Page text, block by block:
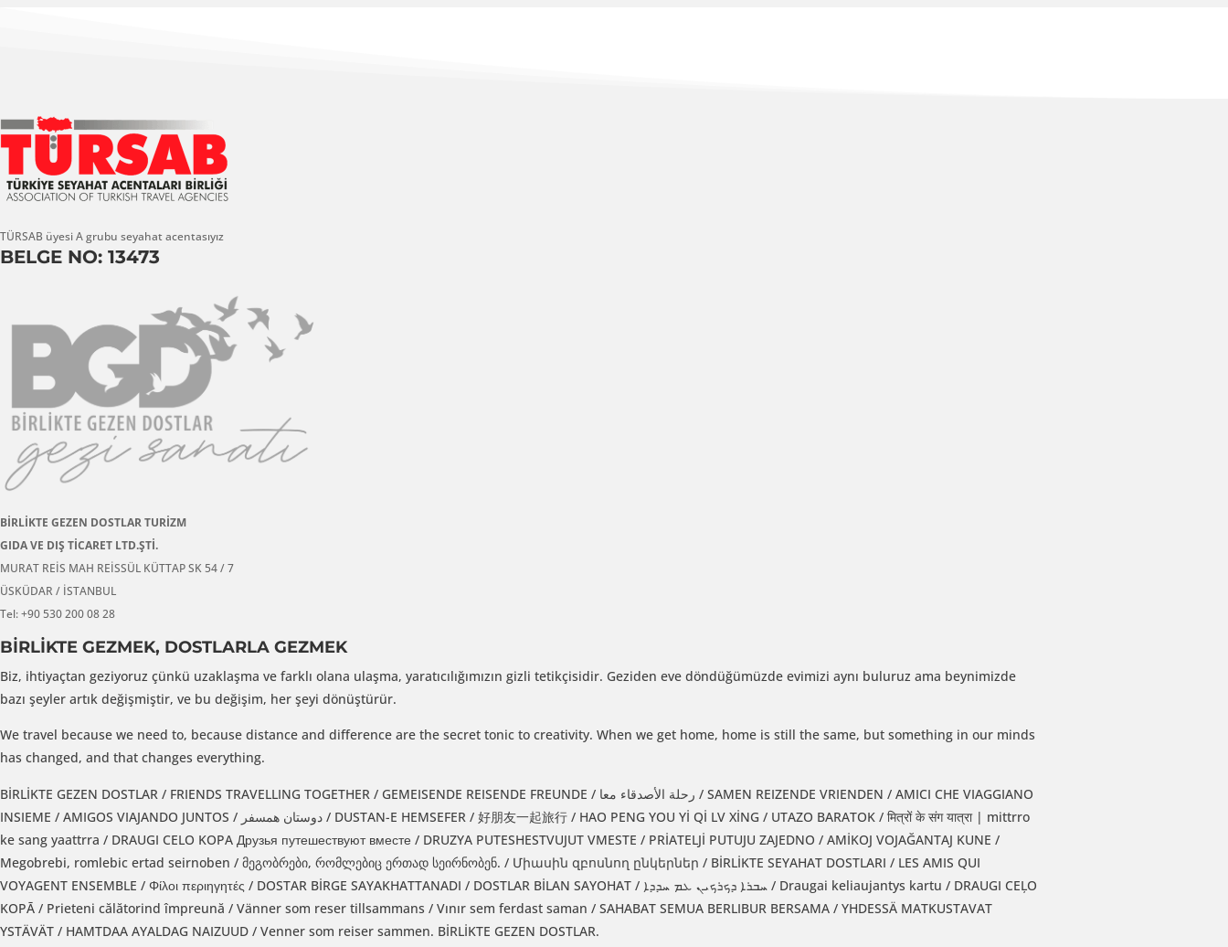
TÜRSAB üyesi A grubu seyahat acentasıyız
BELGE NO: 13473
BİRLİKTE GEZEN DOSTLAR TURİZM
GIDA VE DIŞ TİCARET LTD.ŞTİ.
MURAT REİS MAH REİSSÜL KÜTTAP SK 54 / 7
ÜSKÜDAR / İSTANBUL
Tel: +90 530 200 08 28
BİRLİKTE GEZMEK, DOSTLARLA GEZMEK
Biz, ihtiyaçtan geziyoruz çünkü uzaklaşma ve farklı olana ulaşma, yaratıcılığımızın gizli tetikçisidir. Geziden eve döndüğümüzde evimizi aynı buluruz ama beynimizde
bazı şeyler artık değişmiştir, ve bu değişim, her şeyi dönüştürür.
We travel because we need to, because distance and difference are the secret tonic to creativity. When we get home, home is still the same, but something in our minds
has changed, and that changes everything.
BİRLİKTE GEZEN DOSTLAR / FRIENDS TRAVELLING TOGETHER / GEMEISENDE REISENDE FREUNDE / رحلة الأصدقاء معا / SAMEN REIZENDE VRIENDEN / AMICI CHE VIAGGIANO
INSIEME / AMIGOS VIAJANDO JUNTOS / دوستان همسفر / DUSTAN-E HEMSEFER / 好朋友一起旅行 / HAO PENG YOU Yİ Qİ LV XİNG / UTAZO BARATOK / मित्रों के संग यात्रा | mittrro
ke sang yaattrra / DRAUGI CELO KOPA Друзья путешествуют вместе / DRUZYA PUTESHESTVUJUT VMESTE / PRİATELJİ PUTUJU ZAJEDNO / AMİKOJ VOJAĞANTAJ KUNE /
Megobrebi, romlebic ertad seirnoben / მეგობრები, რომლებიც ერთად სეირნობენ. / Միասին զբոսնող ընկերներ / BİRLİKTE SEYAHAT DOSTLARI / LES AMIS QUI
VOYAGENT ENSEMBLE / Φίλοι περιηγητές / DOSTAR BİRGE SAYAKHATTANADI / DOSTLAR BİLAN SAYOHAT / ܚܒܪܐ ܕܟܪܟܝܢ ܥܡ ܚܕܕܐ / Draugai keliaujantys kartu / DRAUGI CEĻO
KOPĀ / Prieteni călătorind împreună / Vänner som reser tillsammans / Vınır sem ferdast saman / SAHABAT SEMUA BERLIBUR BERSAMA / YHDESSÄ MATKUSTAVAT
YSTÄVÄT / HAMTDAA AYALDAG NAIZUUD / Venner som reiser sammen. BİRLİKTE GEZEN DOSTLAR.